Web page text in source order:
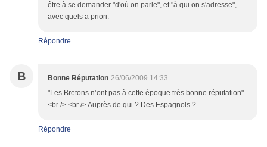
être à se demander "d'où on parle", et "à qui on s'adresse",
avec quels a priori.
Répondre
B Bonne Réputation 26/06/2009 14:33
"Les Bretons n’ont pas à cette époque très bonne réputation"
<br /> <br /> Auprès de qui ? Des Espagnols ?
Répondre